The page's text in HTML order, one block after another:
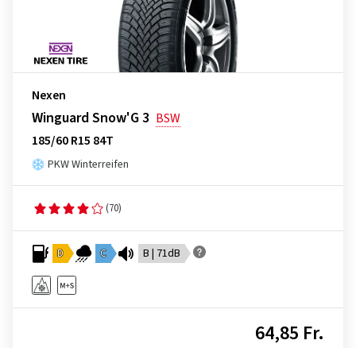
Nexen
Winguard Snow'G 3 BSW
185/60 R15 84T
PKW Winterreifen
(70)
D C B | 71dB
64,85 Fr.